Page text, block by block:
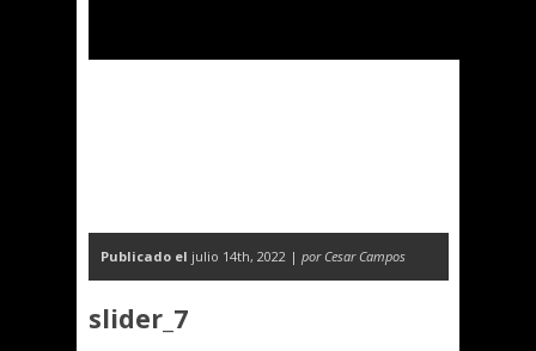
Publicado el julio 14th, 2022 | por Cesar Campos
slider_7